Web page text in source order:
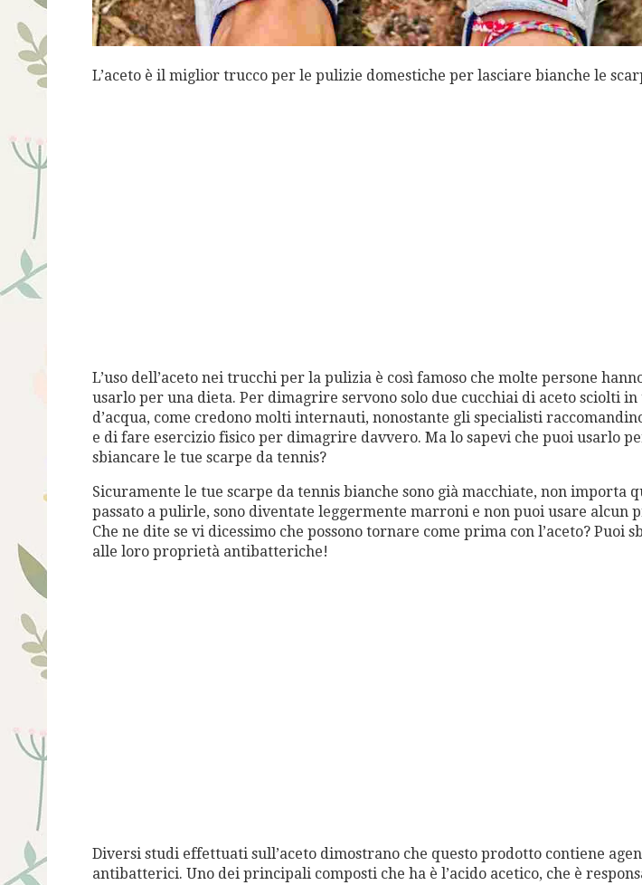
L’aceto è il miglior trucco per le pulizie domestiche per lasciare bianche le
L’uso dell’aceto nei trucchi per la pulizia è così famoso che molte persone
usarlo per una dieta. Per dimagrire servono solo due cucchiai di aceto sciolti
d’acqua, come credono molti internauti, nonostante gli specialisti
e di fare esercizio fisico per dimagrire davvero. Ma lo sapevi che puoi usarlo
sbiancare le tue scarpe da tennis?
Sicuramente le tue scarpe da tennis bianche sono già macchiate, non importa
passato a pulirle, sono diventate leggermente marroni e non puoi usare alcun
Che ne dite se vi dicessimo che possono tornare come prima con l’aceto? Puoi
alle loro proprietà antibatteriche!
Diversi studi effettuati sull’aceto dimostrano che questo prodotto contiene
antibatterici. Uno dei principali composti che ha è l’acido acetico, che è